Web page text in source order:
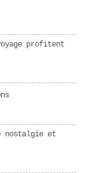
profitent
nostalgie et